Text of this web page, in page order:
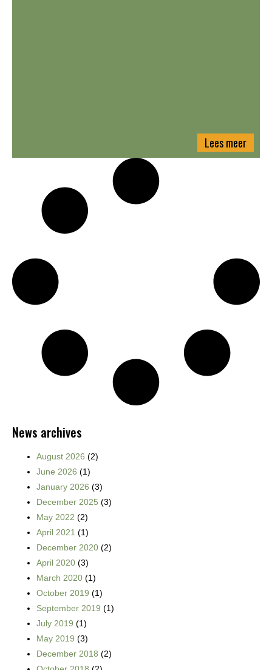
Lees meer
News archives
August 2026 (2)
June 2026 (1)
January 2026 (3)
December 2025 (3)
May 2022 (2)
April 2021 (1)
December 2020 (2)
April 2020 (3)
March 2020 (1)
October 2019 (1)
September 2019 (1)
July 2019 (1)
May 2019 (3)
December 2018 (2)